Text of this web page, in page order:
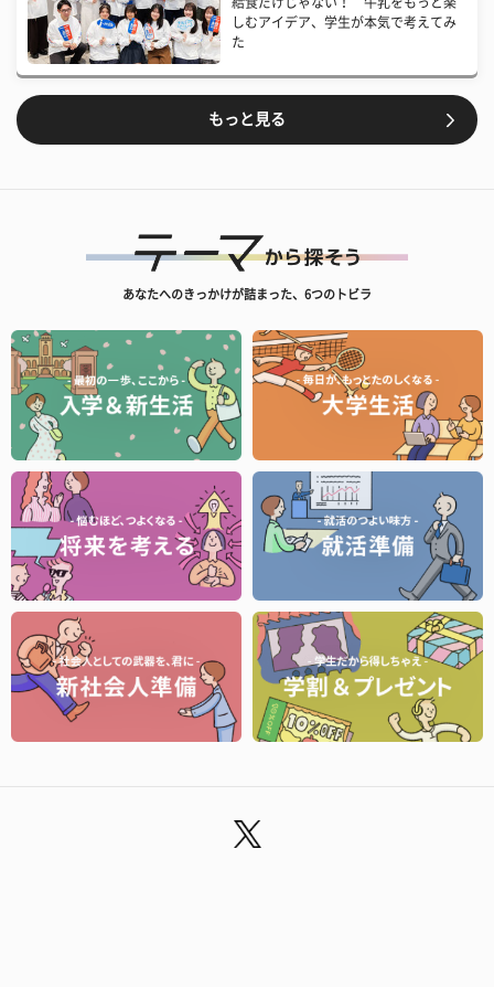
しむアイデア、学生が本気で考えてみ
た
もっと見る
あなたへのきっかけが詰まった、6つのトビラ